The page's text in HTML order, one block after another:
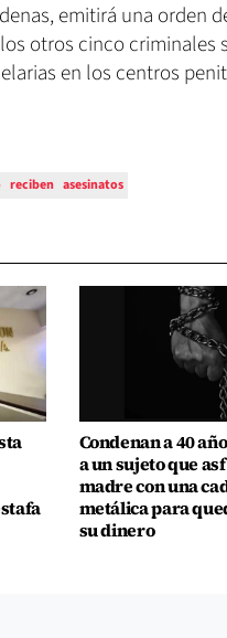
emitirá una orden
otros cinco criminales
en los centros
reciben asesinatos
Condenan a 40
a un sujeto que
madre con una
metálica para
su dinero